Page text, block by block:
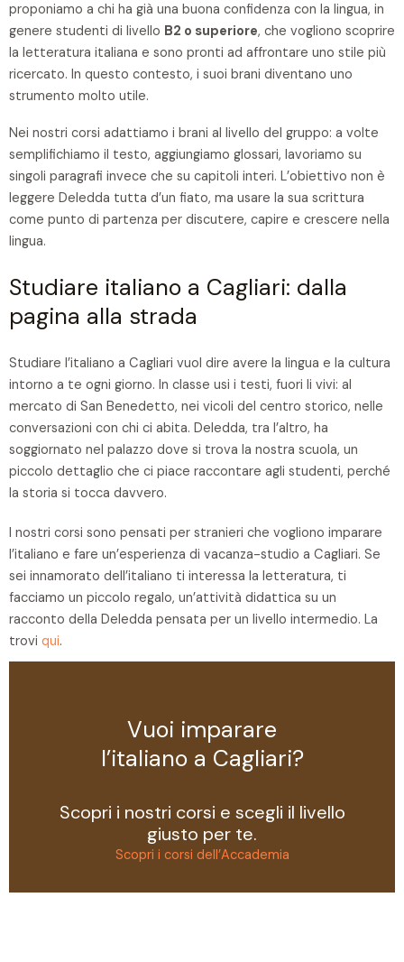
proponiamo a chi ha già una buona confidenza con la lingua, in
genere studenti di livello B2 o superiore, che vogliono scoprire
la letteratura italiana e sono pronti ad affrontare uno stile più
ricercato. In questo contesto, i suoi brani diventano uno
strumento molto utile.
Nei nostri corsi adattiamo i brani al livello del gruppo: a volte
semplifichiamo il testo, aggiungiamo glossari, lavoriamo su
singoli paragrafi invece che su capitoli interi. L’obiettivo non è
leggere Deledda tutta d’un fiato, ma usare la sua scrittura
come punto di partenza per discutere, capire e crescere nella
lingua.
Studiare italiano a Cagliari: dalla
pagina alla strada
Studiare l’italiano a Cagliari vuol dire avere la lingua e la cultura
intorno a te ogni giorno. In classe usi i testi, fuori li vivi: al
mercato di San Benedetto, nei vicoli del centro storico, nelle
conversazioni con chi ci abita. Deledda, tra l’altro, ha
soggiornato nel palazzo dove si trova la nostra scuola, un
piccolo dettaglio che ci piace raccontare agli studenti, perché
la storia si tocca davvero.
I nostri corsi sono pensati per stranieri che vogliono imparare
l’italiano e fare un’esperienza di vacanza-studio a Cagliari. Se
sei innamorato dell’italiano ti interessa la letteratura, ti
facciamo un piccolo regalo, un’attività didattica su un
racconto della Deledda pensata per un livello intermedio. La
trovi qui.
Vuoi imparare
l’italiano a Cagliari?
Scopri i nostri corsi e scegli il livello
giusto per te.
Scopri i corsi dell’Accademia